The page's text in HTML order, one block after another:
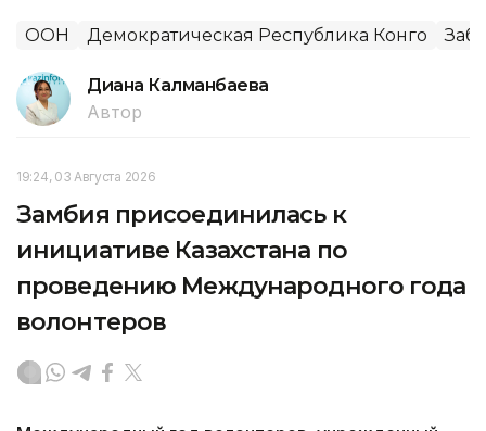
ООН Демократическая Республика Конго
Диана Калманбаева
Автор
19:24, 03 Августа 2026
Замбия присоединилась к
инициативе Казахстана по
проведению Международного года
волонтеров